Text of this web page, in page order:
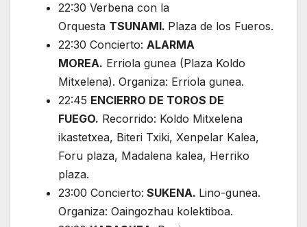
22:30 Verbena con la
Orquesta TSUNAMI. Plaza de los Fueros.
22:30 Concierto: ALARMA
MOREA. Erriola gunea (Plaza Koldo
Mitxelena). Organiza: Erriola gunea.
22:45 ENCIERRO DE TOROS DE
FUEGO. Recorrido: Koldo Mitxelena
ikastetxea, Biteri Txiki, Xenpelar Kalea,
Foru plaza, Madalena kalea, Herriko
plaza.
23:00 Concierto: SUKENA. Lino-gunea.
Organiza: Oaingozhau kolektiboa.